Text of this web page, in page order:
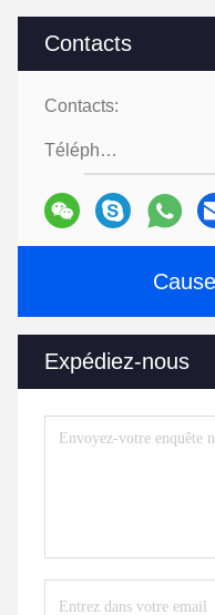
Contacts
Contacts:
Téléphone:
Expédiez-nous